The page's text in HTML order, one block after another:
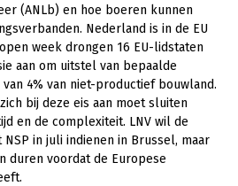
(ANLb) en hoe boeren kunnen
Nederland is in de EU
week drongen 16 EU-lidstaten
aan om uitstel van bepaalde
4% van niet-productief bouwland.
bij deze eis aan moet sluiten
en de complexiteit. LNV wil de
in juli indienen in Brussel, maar
duren voordat de Europese